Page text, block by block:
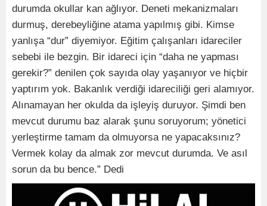
durumda okullar kan ağlıyor. Deneti mekanizmaları
durmuş, derebeyliğine atama yapılmış gibi. Kimse
yanlışa “dur” diyemiyor. Eğitim çalışanları idareciler
sebebi ile bezgin. Bir idareci için “daha ne yapması
gerekir?” denilen çok sayıda olay yaşanıyor ve hiçbir
yaptırım yok. Bakanlık verdiği idareciliği geri alamıyor.
Alınamayan her okulda da işleyiş duruyor. Şimdi ben
mevcut durumu baz alarak şunu soruyorum; yönetici
yerleştirme tamam da olmuyorsa ne yapacaksınız?
Vermek kolay da almak zor mevcut durumda. Ve asıl
sorun da bu bence.” Dedi